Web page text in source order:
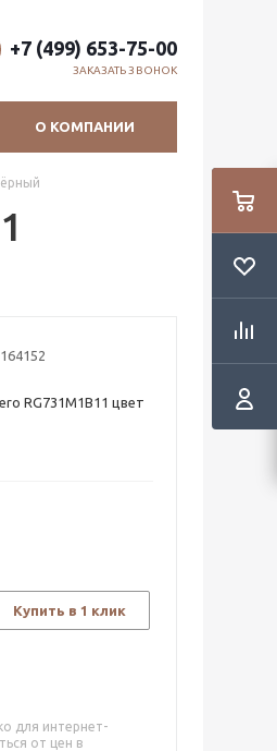
+7 (499) 653-75-00
ЗАКАЗАТЬ ЗВОНОК
О КОМПАНИИ
RG731M1B11 цвет
Купить в 1 клик
для интернет-
от цен в